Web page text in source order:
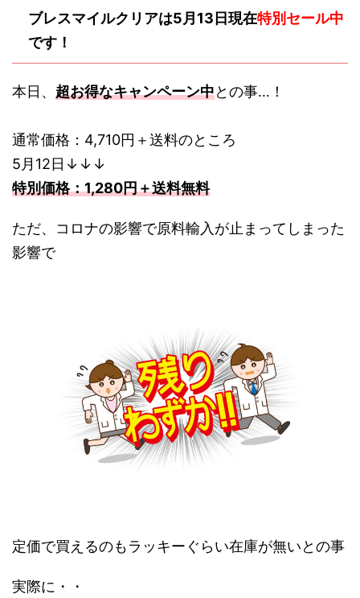
ブレスマイルクリアは5月13日現在特別セール中
です！
本日、 超お得なキャンペーン中との事…！
通常価格：4,710円＋送料のところ
5月12日↓↓↓
特別価格：1,280円＋送料無料
ただ、コロナの影響で原料輸入が止まってしまった
影響で
定価で買えるのもラッキーぐらい在庫が無いとの事
実際に・・